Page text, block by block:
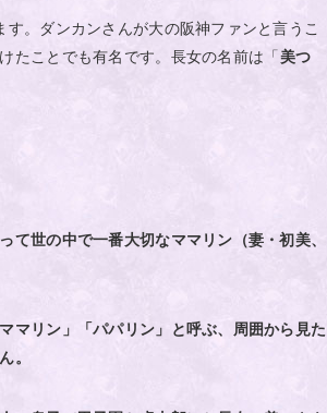
。ダンカンさんが大の阪神ファンと言うこ
たことでも有名です。長女の名前は「美つ
て世の中で一番大切なママリン（妻・初美、
マリン」「パパリン」と呼ぶ、周囲から見た
。